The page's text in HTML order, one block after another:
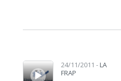
Lecteur audio 24/11/2011 - LA
FRAP